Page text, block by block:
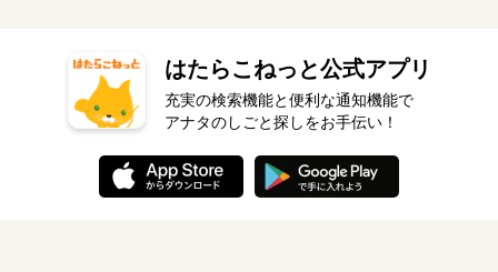
はたらこねっと公式アプリ
充実の検索機能と便利な通知機能で
アナタのしごと探しをお手伝い！